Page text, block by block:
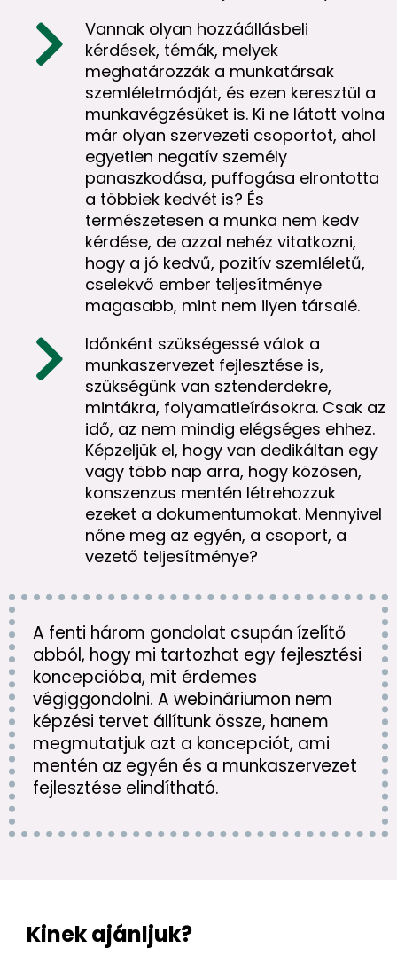
Vannak olyan hozzáállásbeli
kérdések, témák, melyek
meghatározzák a munkatársak
szemléletmódját, és ezen keresztül a
munkavégzésüket is. Ki ne látott volna
már olyan szervezeti csoportot, ahol
egyetlen negatív személy
panaszkodása, puffogása elrontotta
a többiek kedvét is? És
természetesen a munka nem kedv
kérdése, de azzal nehéz vitatkozni,
hogy a jó kedvű, pozitív szemléletű,
cselekvő ember teljesítménye
magasabb, mint nem ilyen társaié.
Időnként szükségessé válok a
munkaszervezet fejlesztése is,
szükségünk van sztenderdekre,
mintákra, folyamatleírásokra. Csak az
idő, az nem mindig elégséges ehhez.
Képzeljük el, hogy van dedikáltan egy
vagy több nap arra, hogy közösen,
konszenzus mentén létrehozzuk
ezeket a dokumentumokat. Mennyivel
nőne meg az egyén, a csoport, a
vezető teljesítménye?
A fenti három gondolat csupán ízelítő
abból, hogy mi tartozhat egy fejlesztési
koncepcióba, mit érdemes
végiggondolni. A webináriumon nem
képzési tervet állítunk össze, hanem
megmutatjuk azt a koncepciót, ami
mentén az egyén és a munkaszervezet
fejlesztése elindítható.
Kinek ajánljuk?